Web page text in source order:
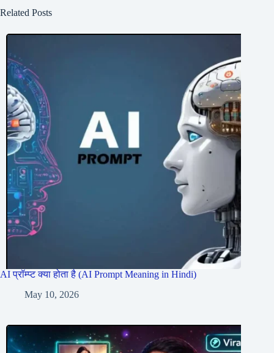
Related Posts
AI प्रॉम्प्ट क्या होता है (AI Prompt Meaning in Hindi)
May 10, 2026